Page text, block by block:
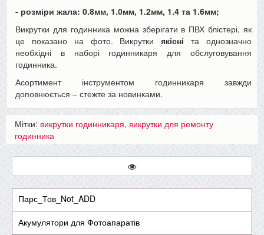
- розміри жала: 0.8мм, 1.0мм, 1.2мм, 1.4 та 1.6мм;
Викрутки для годинника можна зберігати в ПВХ блістері, як
це показано на фото. Викруткиякісні та однозначно
необхідні в наборі годинникаря для обслуговування
годинника.
Асортимент інструментом годинникаря завжди
доповнюється – стежте за новинками.
Мітки: викрутки годинникаря, викрутки для ремонту
годинника
Парс_Тов_Not_ADD
Акумулятори для Фотоапаратів